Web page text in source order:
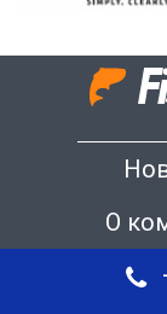
О